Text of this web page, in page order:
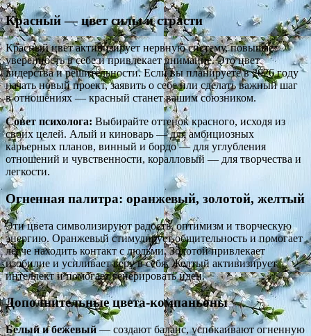
Красный — цвет силы и страсти
Красный цвет активизирует нервную систему, повышает
уверенность в себе и привлекает внимание. Это цвет
лидерства и решительности. Если вы планируете в 2026 году
начать новый проект, заявить о себе или сделать важный шаг
в отношениях — красный станет вашим союзником.
Совет психолога: Выбирайте оттенок красного, исходя из
своих целей. Алый и киноварь — для амбициозных
карьерных планов, винный и бордо — для углубления
отношений и чувственности, коралловый — для творчества и
легкости.
Огненная палитра: оранжевый, золотой, желтый
Эти цвета символизируют радость, оптимизм и творческую
энергию. Оранжевый стимулирует общительность и помогает
легче находить контакт с людьми. Золотой привлекает
изобилие и усиливает веру в себя. Желтый активизирует
интеллект и помогает генерировать идеи.
Дополнительные цвета-компаньоны
Белый и бежевый— создают баланс, успокаивают огненную